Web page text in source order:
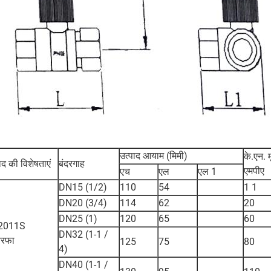
की विशेषताएं बंदरगाह
उत्पाद आयाम (मिमी)
के.एन.
एमपीए
एच एल एल 1
DN15 (1/2) 110 54
1 1
DN20 (3/4)
114 62
20
DN25 (1)
120 65
60
DN32 (1-1 /
4)
125 75
80
DN40 (1-1 /